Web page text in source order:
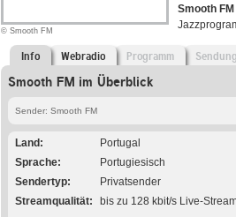
© Smooth FM
Smooth FM
Info Webradio Programm
Smooth FM im Überblick
Sender: Smooth FM
Land
Portugal
Sprache
Portugiesisch
Sendertyp
Privatsender
Streamqualität
bis zu 128 kbit/s Live-